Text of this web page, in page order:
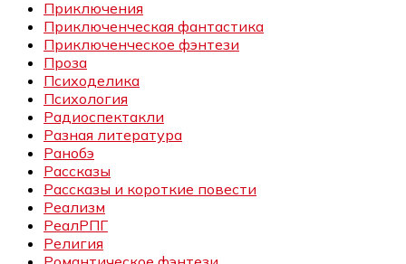
Приключения
Приключенческая фантастика
Приключенческое фэнтези
Проза
Психоделика
Психология
Радиоспектакли
Разная литература
Ранобэ
Рассказы
Рассказы и короткие повести
Реализм
РеалРПГ
Религия